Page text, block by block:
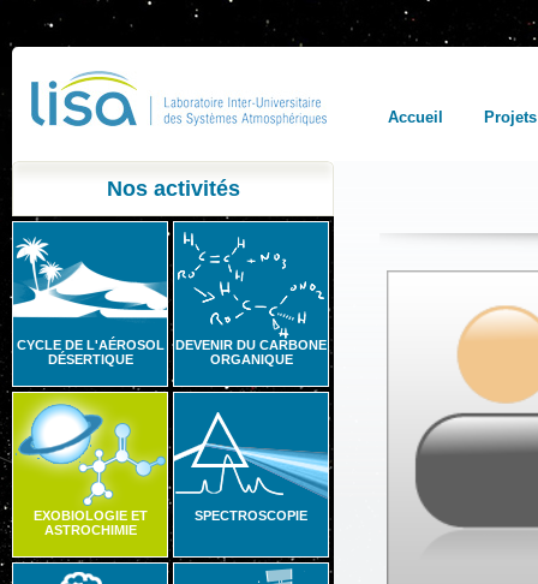
Accueil Projets
Nos activités
CYCLE DE L'AÉROSOL
DÉSERTIQUE
DEVENIR DU CARBONE
ORGANIQUE
EXOBIOLOGIE ET
ASTROCHIMIE
SPECTROSCOPIE